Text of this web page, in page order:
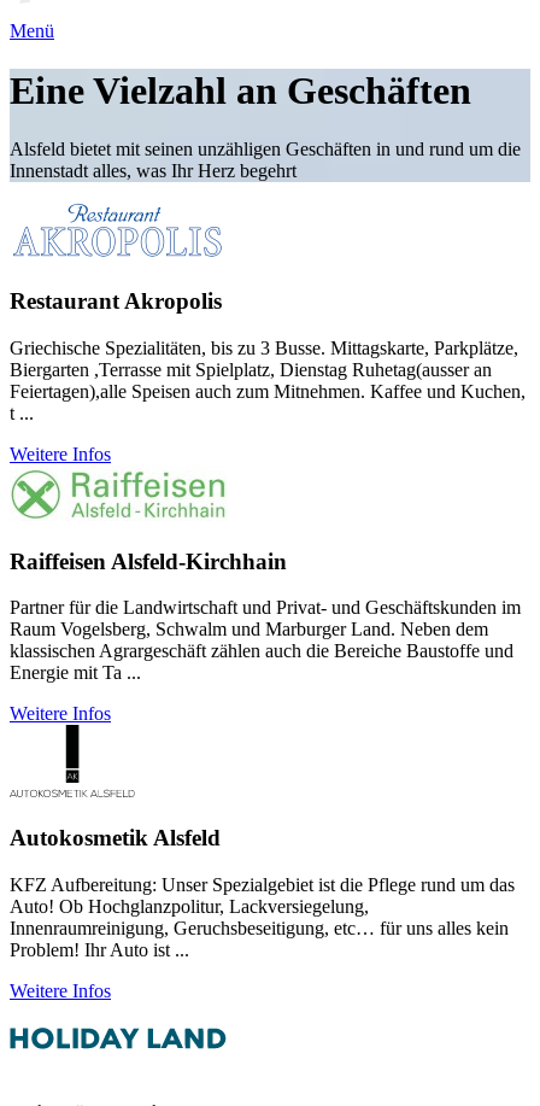
Menü
Eine Vielzahl an Geschäften
Alsfeld bietet mit seinen unzähligen Geschäften in und rund um die
Innenstadt alles, was Ihr Herz begehrt
Restaurant Akropolis
Griechische Spezialitäten, bis zu 3 Busse. Mittagskarte, Parkplätze,
Biergarten ,Terrasse mit Spielplatz, Dienstag Ruhetag(ausser an
Feiertagen),alle Speisen auch zum Mitnehmen. Kaffee und Kuchen,
t ...
Weitere Infos
Raiffeisen Alsfeld-Kirchhain
Partner für die Landwirtschaft und Privat- und Geschäftskunden im
Raum Vogelsberg, Schwalm und Marburger Land. Neben dem
klassischen Agrargeschäft zählen auch die Bereiche Baustoffe und
Energie mit Ta ...
Weitere Infos
Autokosmetik Alsfeld
KFZ Aufbereitung: Unser Spezialgebiet ist die Pflege rund um das
Auto! Ob Hochglanzpolitur, Lackversiegelung,
Innenraumreinigung, Geruchsbeseitigung, etc… für uns alles kein
Problem! Ihr Auto ist ...
Weitere Infos